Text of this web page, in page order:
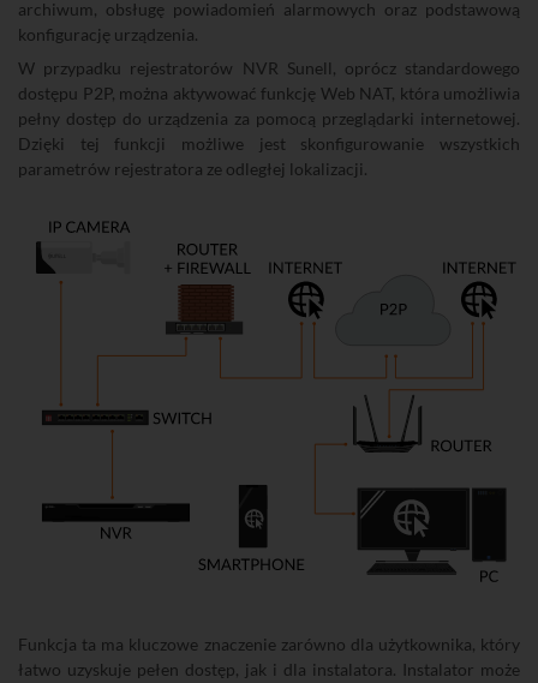
archiwum, obsługę powiadomień alarmowych oraz podstawową
konfigurację urządzenia.
W przypadku rejestratorów NVR Sunell, oprócz standardowego
dostępu P2P, można aktywować funkcję Web NAT, która umożliwia
pełny dostęp do urządzenia za pomocą przeglądarki internetowej.
Dzięki tej funkcji możliwe jest skonfigurowanie wszystkich
parametrów rejestratora ze odległej lokalizacji.
Funkcja ta ma kluczowe znaczenie zarówno dla użytkownika, który
łatwo uzyskuje pełen dostęp, jak i dla instalatora. Instalator może